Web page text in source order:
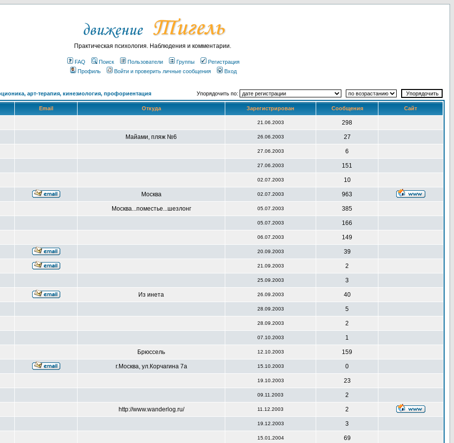
Практическая психология. Наблюдения и комментарии.
FAQ Поиск Пользователи Группы
Регистрация
Профиль
Войти и проверить личные сообщения Вход
арт-терапия, кинезиология, профориентация Упорядочить по:
Email Откуда Зарегистрирован Сообщения Сайт
21.06.2003 298
Майами, пляж №6 26.06.2003 27
27.06.2003 6
27.06.2003 151
02.07.2003 10
Москва 02.07.2003 963
Москва...поместье...шезлонг 05.07.2003 385
05.07.2003 166
06.07.2003 149
20.09.2003 39
21.09.2003 2
25.09.2003 3
Из инета 26.09.2003 40
28.09.2003 5
28.09.2003 2
07.10.2003 1
Брюссель 12.10.2003 159
г.Москва, ул.Корчагина 7а 15.10.2003 0
19.10.2003 23
09.11.2003 2
http://www.wanderlog.ru/ 11.12.2003 2
19.12.2003 3
15.01.2004 69